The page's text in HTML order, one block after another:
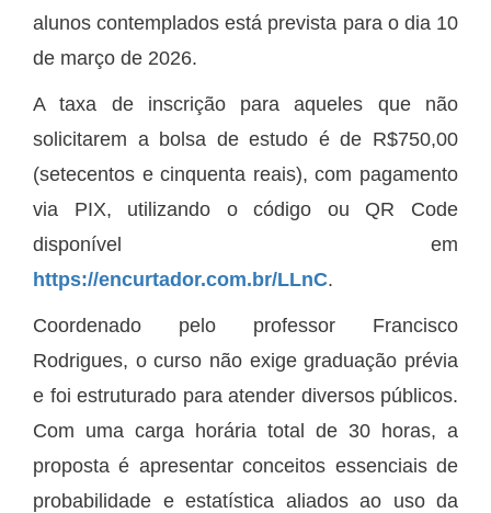
alunos contemplados está prevista para o dia 10
de março de 2026.
A taxa de inscrição para aqueles que não
solicitarem a bolsa de estudo é de R$750,00
(setecentos e cinquenta reais), com pagamento
via PIX, utilizando o código ou QR Code
disponível em
https://encurtador.com.br/LLnC.
Coordenado pelo professor Francisco
Rodrigues, o curso não exige graduação prévia
e foi estruturado para atender diversos públicos.
Com uma carga horária total de 30 horas, a
proposta é apresentar conceitos essenciais de
probabilidade e estatística aliados ao uso da